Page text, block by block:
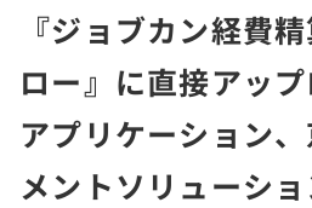
『ジョブカン経費
ロー』に直接アッ
アプリケーション
メントソリューシ